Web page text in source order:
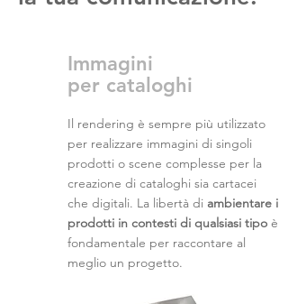
Immagini
per cataloghi
Il rendering è sempre più utilizzato
per realizzare immagini di singoli
prodotti o scene complesse per la
creazione di cataloghi sia cartacei
che digitali. La libertà di ambientare i
prodotti in contesti di qualsiasi tipo è
fondamentale per raccontare al
meglio un progetto.